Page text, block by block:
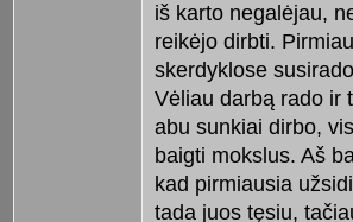
iš karto negalėjau,
reikėjo dirbti.
skerdyklose
Vėliau darbą rado ir
abu sunkiai dirbo,
baigti mokslus. Aš
kad pirmiausia
tada juos tęsiu,